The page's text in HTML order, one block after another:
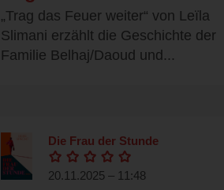
„Trag das Feuer weiter“ von Leïla
Slimani erzählt die Geschichte der
Familie Belhaj/Daoud und...
Die Frau der Stunde
20.11.2025 – 11:48